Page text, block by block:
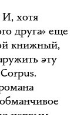
хотя
друга» еще
книжный,
эту